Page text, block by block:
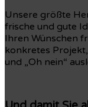
Unsere größte
frische und gute
Ihren Wünschen
konkretes
und „Oh nein“